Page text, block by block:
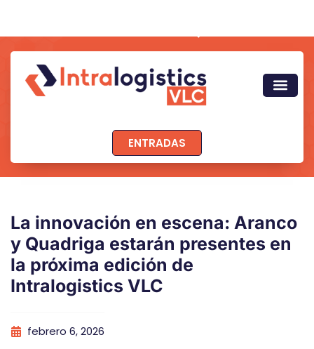
ENTRADAS
La innovación en escena: Aranco
y Quadriga estarán presentes en
la próxima edición de
Intralogistics VLC
febrero 6, 2026